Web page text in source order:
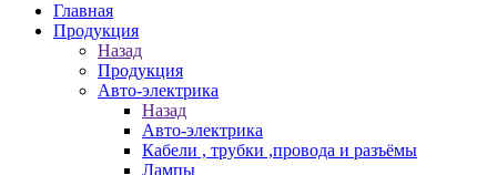
Главная
Продукция
Назад
Продукция
Авто-электрика
Назад
Авто-электрика
Кабели , трубки ,провода и разъёмы
Лампы